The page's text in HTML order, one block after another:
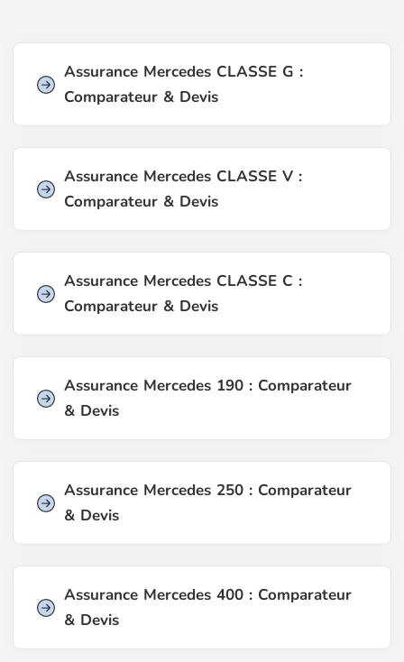
Assurance Mercedes CLASSE G :
Comparateur & Devis
Assurance Mercedes CLASSE V :
Comparateur & Devis
Assurance Mercedes CLASSE C :
Comparateur & Devis
Assurance Mercedes 190 : Comparateur
& Devis
Assurance Mercedes 250 : Comparateur
& Devis
Assurance Mercedes 400 : Comparateur
& Devis